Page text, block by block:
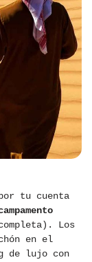
tu cuenta
Los
en el
de lujo con